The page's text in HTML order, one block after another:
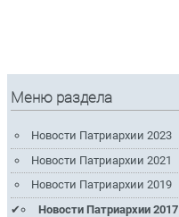
Меню раздела
Новости Патриархии 2023
Новости Патриархии 2021
Новости Патриархии 2019
Новости Патриархии 2017